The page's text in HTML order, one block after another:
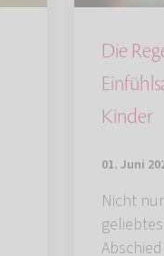
Die
Kinder
01. Juni
Nicht